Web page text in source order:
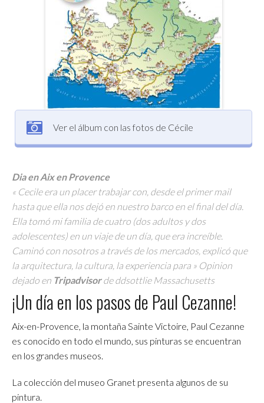
Ver el álbum con las fotos de Cécile
Dia en Aix en Provence
« Cecile era un placer trabajar con, desde el primer mail
hasta que ella nos dejó en nuestro barco en el final del día.
Ella tomó mi familia de cuatro (dos adultos y dos
adolescentes) en un viaje de un día, que era increíble.
Caminó con nosotros a través de los mercados, explicó que
la arquitectura, la cultura, la experiencia para » Opinion
dejado en Tripadvisorde ddsottlie Massachusetts
¡Un día en los pasos de Paul Cezanne!
Aix-en-Provence, la montaña Sainte Victoire, Paul Cezanne
es conocido en todo el mundo, sus pinturas se encuentran
en los grandes museos.
La colección del museo Granet presenta algunos de su
pintura.